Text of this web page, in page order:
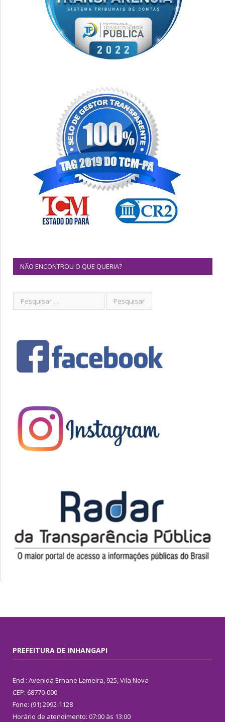
NÃO ENCONTROU O QUE QUERIA?
PREFEITURA DE INHANGAPI
End.: Avenida Ernane Lameira, 925, Vila Nova
CEP: 68770-000
Fone: (91) 2992-1128
Horário de atendimento: 07:00 às 13:00